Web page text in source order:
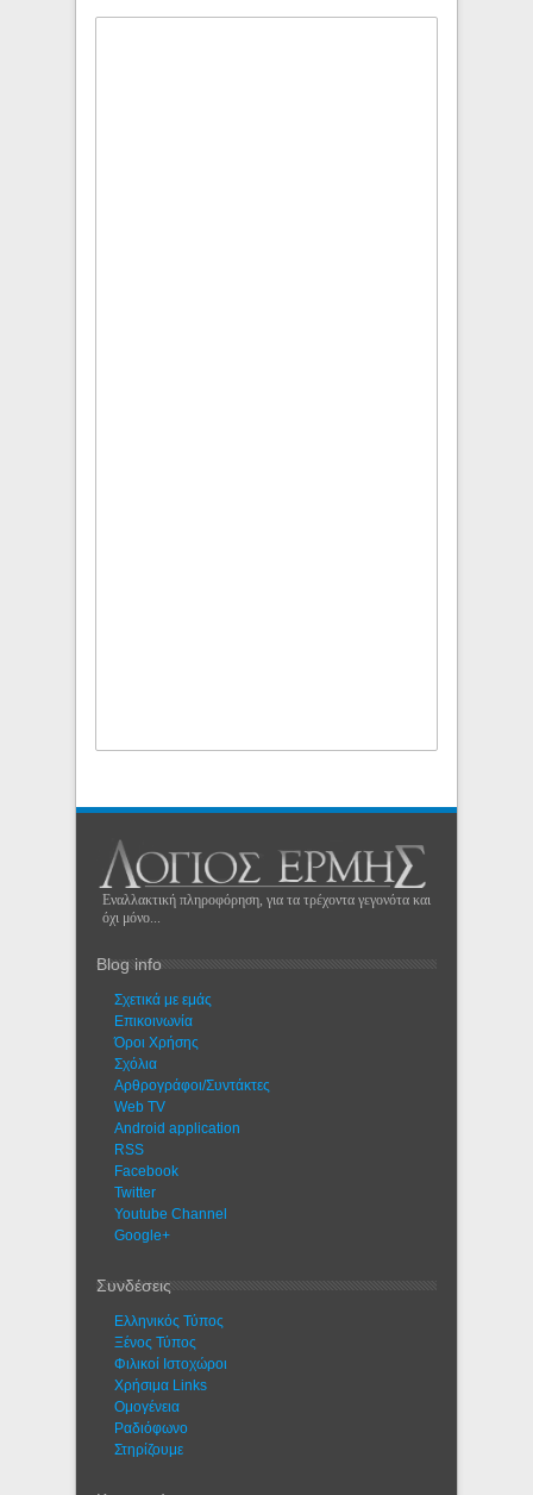
Εναλλακτική πληροφόρηση, για τα τρέχοντα γεγονότα και
όχι μόνο...
Blog info
Σχετικά με εμάς
Eπικοινωνία
Όροι Χρήσης
Σχόλια
Αρθρογράφοι/Συντάκτες
Web TV
Android application
RSS
Facebook
Twitter
Youtube Channel
Google+
Συνδέσεις
Ελληνικός Τύπος
Ξένος Τύπος
Φιλικοί Ιστοχώροι
Χρήσιμα Links
Ομογένεια
Ραδιόφωνο
Στηρίζουμε